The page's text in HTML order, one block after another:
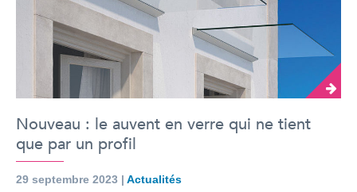
Nouveau : le auvent en verre qui ne tient
que par un profil
29 septembre 2023 | Actualités